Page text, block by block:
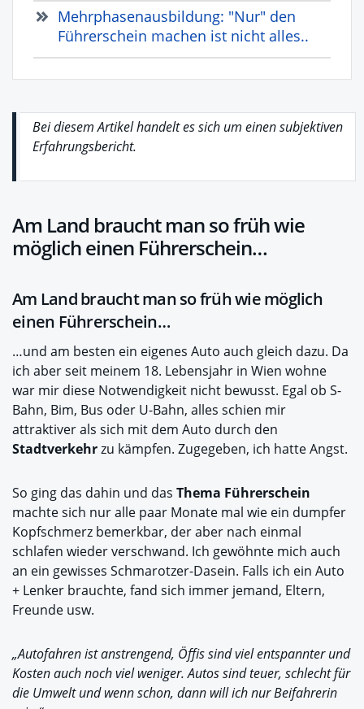
Mehrphasenausbildung: "Nur" den
Führerschein machen ist nicht alles..
Bei diesem Artikel handelt es sich um einen subjektiven
Erfahrungsbericht.
Am Land braucht man so früh wie
möglich einen Führerschein…
Am Land braucht man so früh wie möglich
einen Führerschein…
…und am besten ein eigenes Auto auch gleich dazu. Da
ich aber seit meinem 18. Lebensjahr in Wien wohne
war mir diese Notwendigkeit nicht bewusst. Egal ob S-
Bahn, Bim, Bus oder U-Bahn, alles schien mir
attraktiver als sich mit dem Auto durch den
Stadtverkehrzu kämpfen. Zugegeben, ich hatte Angst.
So ging das dahin und das Thema Führerschein
machte sich nur alle paar Monate mal wie ein dumpfer
Kopfschmerz bemerkbar, der aber nach einmal
schlafen wieder verschwand. Ich gewöhnte mich auch
an ein gewisses Schmarotzer-Dasein. Falls ich ein Auto
+ Lenker brauchte, fand sich immer jemand, Eltern,
Freunde usw.
„Autofahren ist anstrengend, Öffis sind viel entspannter und
Kosten auch noch viel weniger. Autos sind teuer, schlecht für
die Umwelt und wenn schon, dann will ich nur Beifahrerin